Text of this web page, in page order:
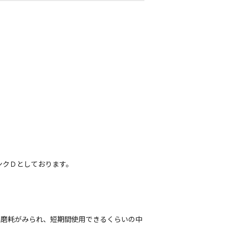
Ｄとしております。
耗がみられ、短期間使用できるくらいの中